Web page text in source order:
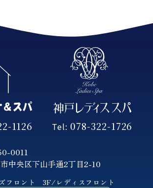
1126 Tel: 078-322-1726
0011
中央区下山手通2丁目2-10
フロント 3F/レディスフロント